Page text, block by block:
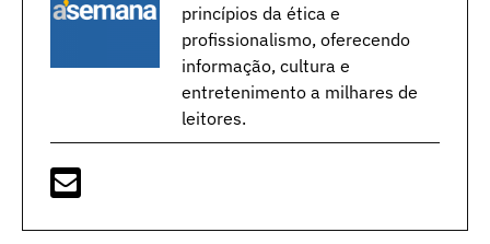
princípios da ética e
profissionalismo, oferecendo
informação, cultura e
entretenimento a milhares de
leitores.